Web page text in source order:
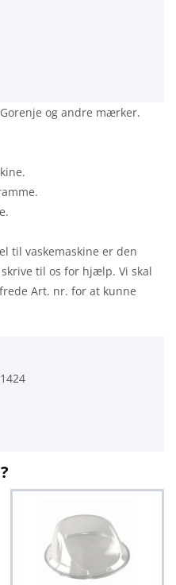
og andre mærker.
til vaskemaskine er den
til os for hjælp. Vi skal
Art. nr. for at kunne